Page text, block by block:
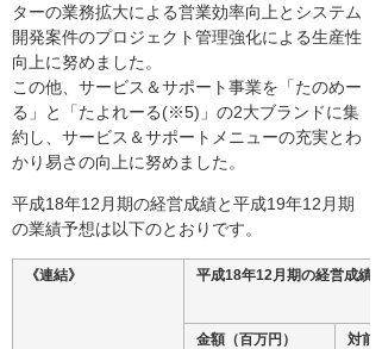
ターの業務拡大による営業効率向上とシステム
開発案件のプロジェクト管理強化による生産性
向上に努めました。
この他、サービス＆サポート事業を「たのめー
る」と「たよれーる(※5)」の2大ブランドに集
約し、サービス＆サポートメニューの充実とわ
かり易さの向上に努めました。
平成18年12月期の経営成績と平成19年12月期
の業績予想は以下のとおりです。
《連結》 平成18年12月期の経営成績
金額（百万円）
対前